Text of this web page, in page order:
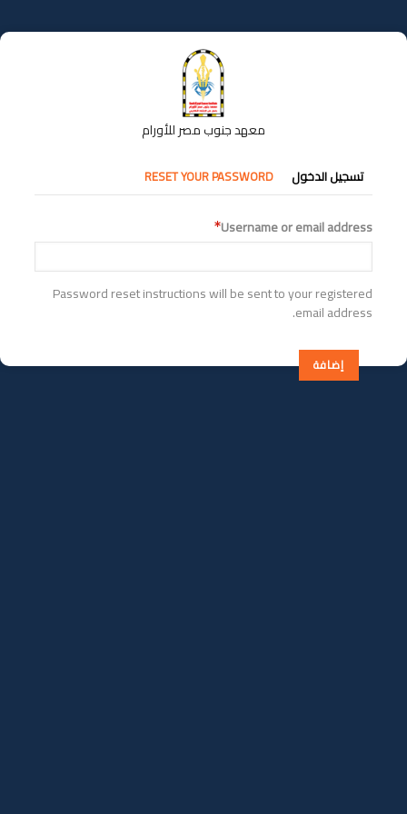
إلى
المحتوى
معهد جنوب مصر للأورام
التبويبات
الأساسية
تسجيل الدخول RESET YOUR PASSWORD
Username or email address
Password reset instructions will be sent to your registered
email address.